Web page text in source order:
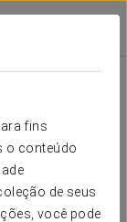
fins
o conteúdo
de seus
você pode
- 40